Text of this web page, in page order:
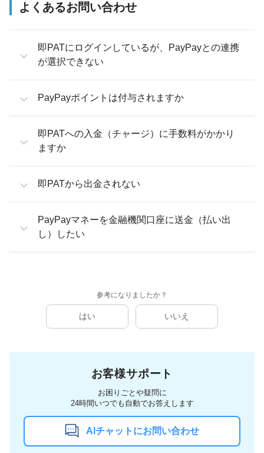
よくあるお問い合わせ
即PATにログインしているが、PayPayとの連携
が選択できない
PayPayポイントは付与されますか
即PATへの入金（チャージ）に手数料がかかり
ますか
即PATから出金されない
PayPayマネーを金融機関口座に送金（払い出
し）したい
参考になりましたか？
はい いいえ
お客様サポート
お困りごとや疑問に
24時間いつでも自動でお答えします
AIチャットにお問い合わせ